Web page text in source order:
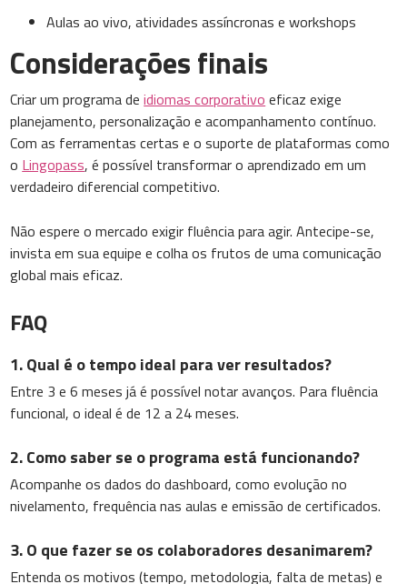
Aulas ao vivo, atividades assíncronas e workshops
Considerações finais
Criar um programa deidiomas corporativo eficaz exige
planejamento, personalização e acompanhamento contínuo.
Com as ferramentas certas e o suporte de plataformas como
o Lingopass, é possível transformar o aprendizado em um
verdadeiro diferencial competitivo.
Não espere o mercado exigir fluência para agir. Antecipe-se,
invista em sua equipe e colha os frutos de uma comunicação
global mais eficaz.
FAQ
1. Qual é o tempo ideal para ver resultados?
Entre 3 e 6 meses já é possível notar avanços. Para fluência
funcional, o ideal é de 12 a 24 meses.
2. Como saber se o programa está funcionando?
Acompanhe os dados do dashboard, como evolução no
nivelamento, frequência nas aulas e emissão de certificados.
3. O que fazer se os colaboradores desanimarem?
Entenda os motivos (tempo, metodologia, falta de metas) e